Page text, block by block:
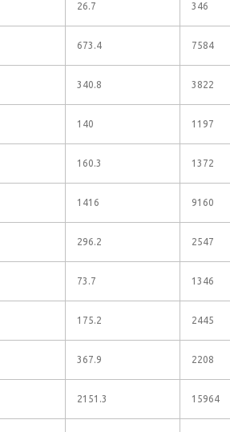
26.7 346
673.4 7584
340.8 3822
140 1197
160.3 1372
1416 9160
296.2 2547
73.7 1346
175.2 2445
367.9 2208
2151.3 15964